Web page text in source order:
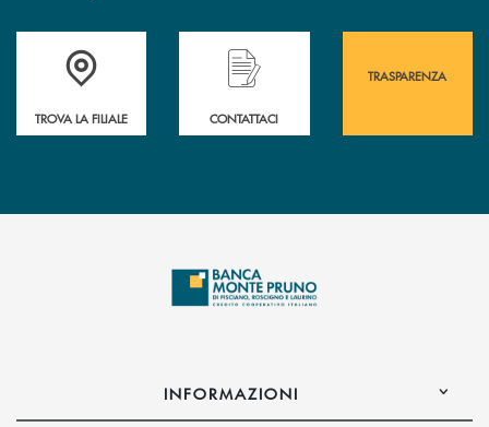
Accedi all' elenco completo&nbsp; delle&nbsp; filiali&nbsp; di Banca
TROVA LA FILIALE
Hai bisogno di assistenza immediata?
CONTATTACI
TRASPARENZA
INFORMAZIONI